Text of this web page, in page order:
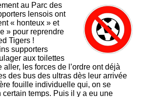
au Parc des
lensois ont
« honteux » et
» pour reprendre
Tigers !
supporters
aux toilettes
aller, les forces de l’ordre ont déjà
des bus des ultras dès leur arrivée
fouille individuelle qui, on se
certain temps. Puis il y a eu une